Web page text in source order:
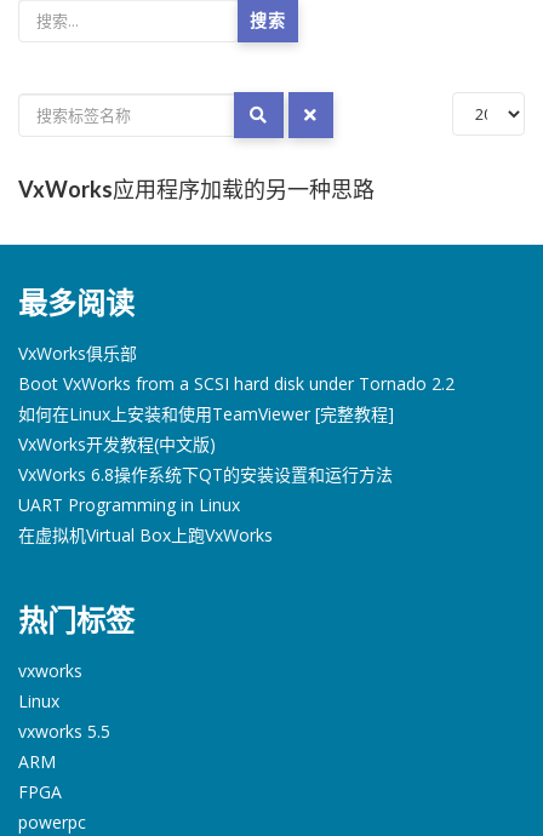
搜索
VxWorks应用程序加载的另一种思路
最多阅读
VxWorks俱乐部
Boot VxWorks from a SCSI hard disk under Tornado 2.2
如何在Linux上安装和使用TeamViewer [完整教程]
VxWorks开发教程(中文版)
VxWorks 6.8操作系统下QT的安装设置和运行方法
UART Programming in Linux
在虚拟机Virtual Box上跑VxWorks
热门标签
vxworks
Linux
vxworks 5.5
ARM
FPGA
powerpc